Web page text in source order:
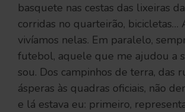
basquete nas cestas das lixeiras
corridas no quarteirão, bicicletas…
vivíamos nelas. Em paralelo,
futebol, aquele que me ajudou a
sou. Dos campinhos de terra, das
ásperas às quadras oficiais, não
e lá estava eu: primeiro,